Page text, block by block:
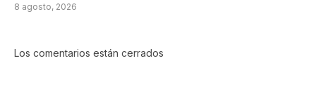
8 agosto, 2026
Los comentarios están cerrados